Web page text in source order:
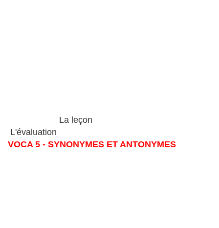
La leçon
L'évaluation
VOCA 5 - SYNONYMES ET ANTONYMES